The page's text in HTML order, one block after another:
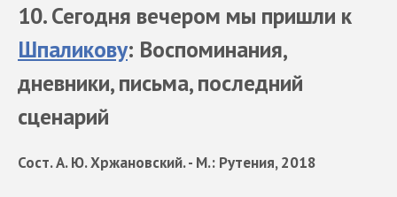
10. Сегодня вечером мы пришли к
Шпаликову: Воспоминания,
дневники, письма, последний
сценарий
Сост. А. Ю. Хржановский. - М.: Рутения, 2018